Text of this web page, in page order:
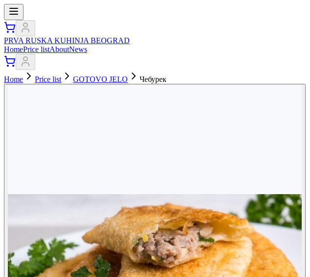
PRVA RUSKA KUHINJA BEOGRAD
HomePrice listAboutNews
Home Price list GOTOVO JELO Чебурек